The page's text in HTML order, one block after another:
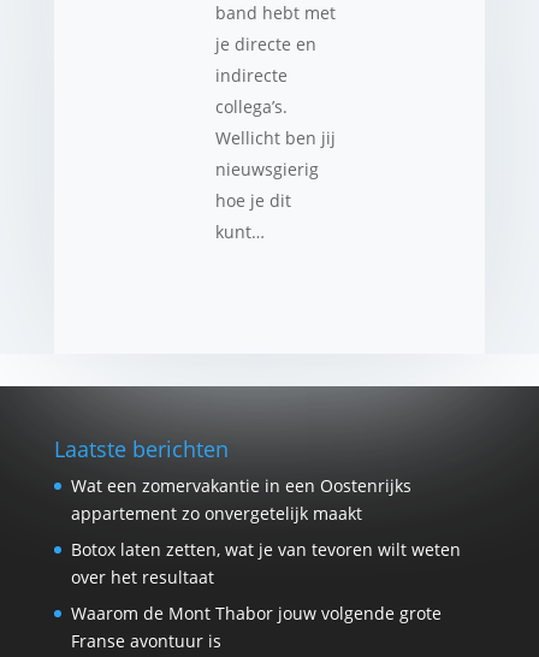
band hebt met
je directe en
indirecte
collega’s.
Wellicht ben jij
nieuwsgierig
hoe je dit
kunt…
Laatste berichten
Wat een zomervakantie in een Oostenrijks
appartement zo onvergetelijk maakt
Botox laten zetten, wat je van tevoren wilt weten
over het resultaat
Waarom de Mont Thabor jouw volgende grote
Franse avontuur is